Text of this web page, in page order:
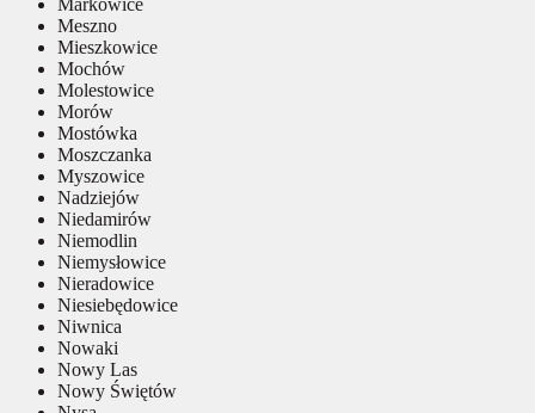
Meszno
Mieszkowice
Mochów
Molestowice
Morów
Mostówka
Moszczanka
Myszowice
Nadziejów
Niedamirów
Niemodlin
Niemysłowice
Nieradowice
Niesiebędowice
Niwnica
Nowaki
Nowy Las
Nowy Świętów